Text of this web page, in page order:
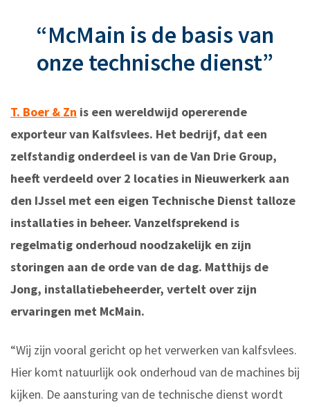
“McMain is de basis van
onze technische dienst”
T. Boer & Zn is een wereldwijd opererende
exporteur van Kalfsvlees. Het bedrijf, dat een
zelfstandig onderdeel is van de Van Drie Group,
heeft verdeeld over 2 locaties in Nieuwerkerk aan
den IJssel met een eigen Technische Dienst talloze
installaties in beheer. Vanzelfsprekend is
regelmatig onderhoud noodzakelijk en zijn
storingen aan de orde van de dag. Matthijs de
Jong, installatiebeheerder, vertelt over zijn
ervaringen met McMain.
“Wij zijn vooral gericht op het verwerken van kalfsvlees.
Hier komt natuurlijk ook onderhoud van de machines bij
kijken. De aansturing van de technische dienst wordt